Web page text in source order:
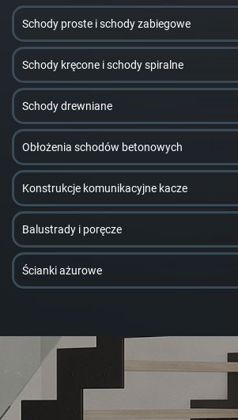
Schody proste i schody zabiegowe
Schody kręcone i schody spiralne
Schody drewniane
Obłożenia schodów betonowych
Konstrukcje komunikacyjne kacze
Balustrady i poręcze
Ścianki ażurowe